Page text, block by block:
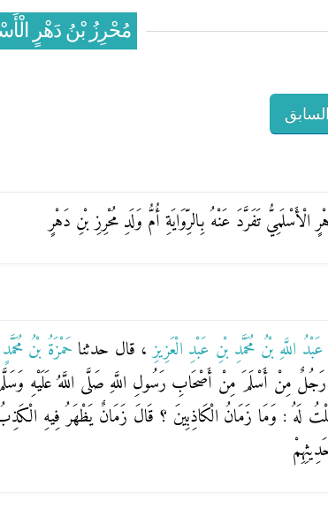
مُحْرِزُ بْنُ دَهْرٍ
الْأَسْلَمِيُّ تَفَرَّدَ عَنْهُ بِالرِّوَايَةِ أُمُّ وَلَدِ مُحْرِزِ بْنِ دَهْرٍ
عَبْدُ اللَّهِ بْنُ مُحَمَّدِ بْنِ عَبْدِ الْعَزِيزِ، قال حدثنا حَمْزَةُ بْنُ
مِنْ أَسْلَمَ مِنْ أَصْحَابِ رَسُولِ اللَّهِ صَلَّى اللَّهُ عَلَيْهِ
لَهُ : وَمَا زَمَانُ الْكَاذِبِينَ ؟ قَالَ زَمَانٌ يَظْهَرُ فِيهِ